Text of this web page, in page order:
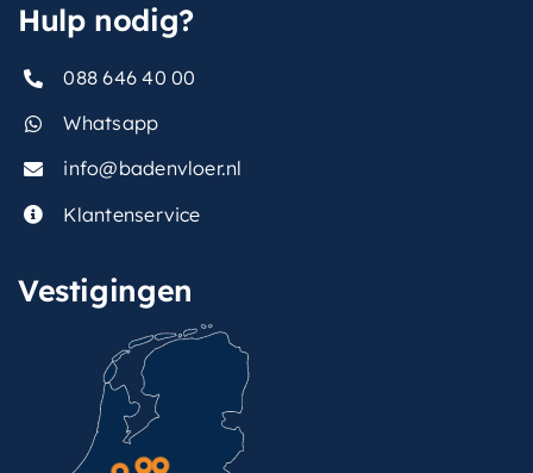
Hulp nodig?
088 646 40 00
Whatsapp
info@badenvloer.nl
Klantenservice
Vestigingen